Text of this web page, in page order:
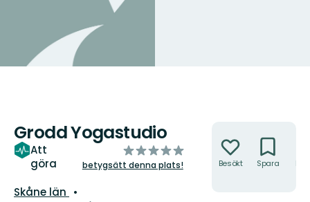
Grodd Yogastudio
Att
göra
av
5
betygsätt denna plats!
Län:
Skåne län
Besökt Spara